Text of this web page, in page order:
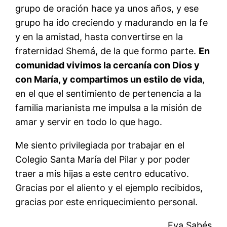
grupo de oración hace ya unos años, y ese
grupo ha ido creciendo y madurando en la fe
y en la amistad, hasta convertirse en la
fraternidad Shemá, de la que formo parte. En
comunidad vivimos la cercanía con Dios y
con María, y compartimos un estilo de vida,
en el que el sentimiento de pertenencia a la
familia marianista me impulsa a la misión de
amar y servir en todo lo que hago.
Me siento privilegiada por trabajar en el
Colegio Santa María del Pilar y por poder
traer a mis hijas a este centro educativo.
Gracias por el aliento y el ejemplo recibidos,
gracias por este enriquecimiento personal.